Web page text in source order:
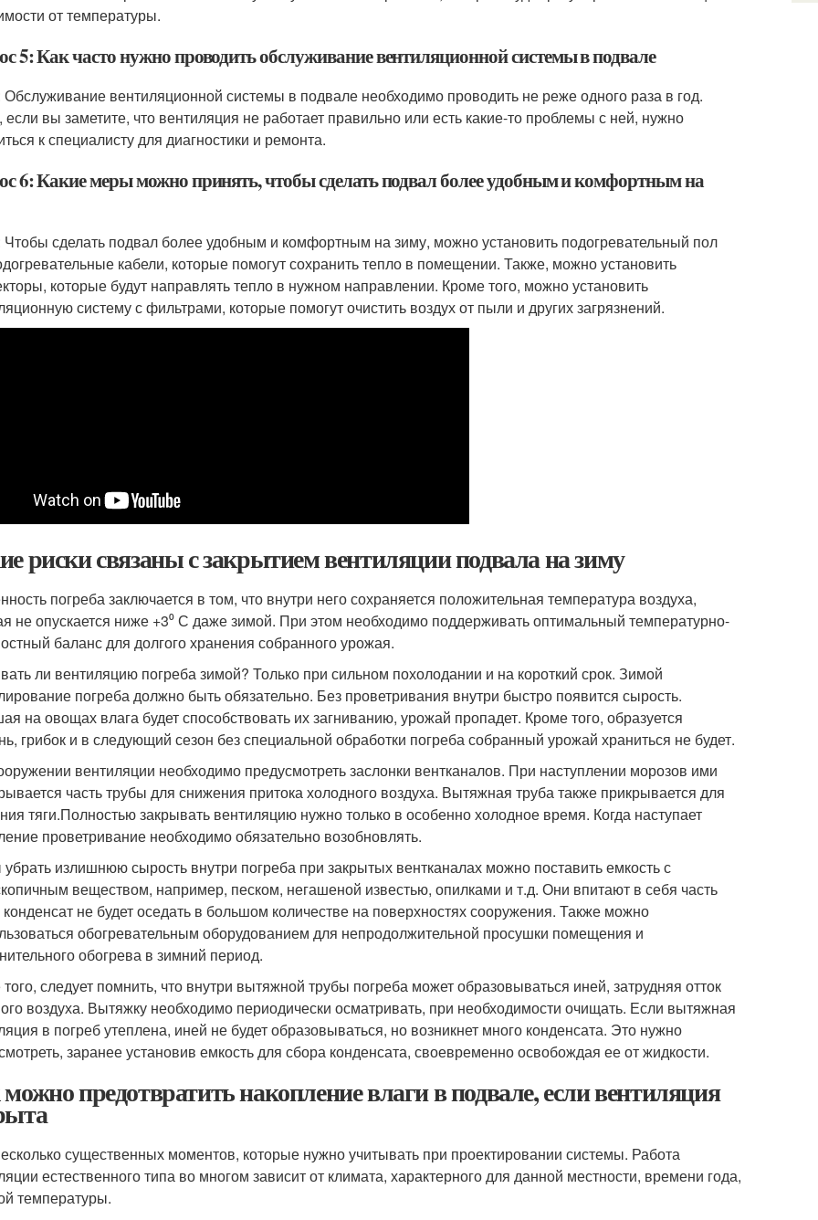
от температуры.
5: Как часто нужно проводить обслуживание вентиляционной системы в подвале
Обслуживание вентиляционной системы в подвале необходимо проводить не реже одного раза в год.
если вы заметите, что вентиляция не работает правильно или есть какие-то проблемы с ней, нужно
к специалисту для диагностики и ремонта.
6: Какие меры можно принять, чтобы сделать подвал более удобным и комфортным на
Чтобы сделать подвал более удобным и комфортным на зиму, можно установить подогревательный пол
кабели, которые помогут сохранить тепло в помещении. Также, можно установить
которые будут направлять тепло в нужном направлении. Кроме того, можно установить
систему с фильтрами, которые помогут очистить воздух от пыли и других загрязнений.
риски связаны с закрытием вентиляции подвала на зиму
погреба заключается в том, что внутри него сохраняется положительная температура воздуха,
не опускается ниже +3⁰ С даже зимой. При этом необходимо поддерживать оптимальный температурно-
баланс для долгого хранения собранного урожая.
ли вентиляцию погреба зимой? Только при сильном похолодании и на короткий срок. Зимой
погреба должно быть обязательно. Без проветривания внутри быстро появится сырость.
на овощах влага будет способствовать их загниванию, урожай пропадет. Кроме того, образуется
грибок и в следующий сезон без специальной обработки погреба собранный урожай храниться не будет.
вентиляции необходимо предусмотреть заслонки вентканалов. При наступлении морозов ими
часть трубы для снижения притока холодного воздуха. Вытяжная труба также прикрывается для
тяги.Полностью закрывать вентиляцию нужно только в особенно холодное время. Когда наступает
проветривание необходимо обязательно возобновлять.
излишнюю сырость внутри погреба при закрытых вентканалах можно поставить емкость с
веществом, например, песком, негашеной известью, опилками и т.д. Они впитают в себя часть
конденсат не будет оседать в большом количестве на поверхностях сооружения. Также можно
обогревательным оборудованием для непродолжительной просушки помещения и
обогрева в зимний период.
следует помнить, что внутри вытяжной трубы погреба может образовываться иней, затрудняя отток
воздуха. Вытяжку необходимо периодически осматривать, при необходимости очищать. Если вытяжная
в погреб утеплена, иней не будет образовываться, но возникнет много конденсата. Это нужно
заранее установив емкость для сбора конденсата, своевременно освобождая ее от жидкости.
предотвратить накопление влаги в подвале, если вентиляция
существенных моментов, которые нужно учитывать при проектировании системы. Работа
естественного типа во многом зависит от климата, характерного для данной местности, времени года,
температуры.